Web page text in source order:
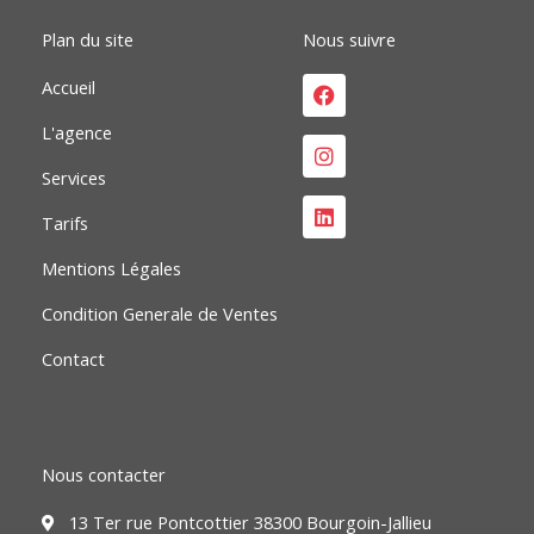
Plan du site
Accueil
L'agence
Services
Tarifs
Mentions Légales
Condition Generale de Ventes
Contact
Nous suivre
Facebook
Instagram
Linkedin
Nous contacter
13 Ter rue Pontcottier 38300 Bourgoin-Jallieu